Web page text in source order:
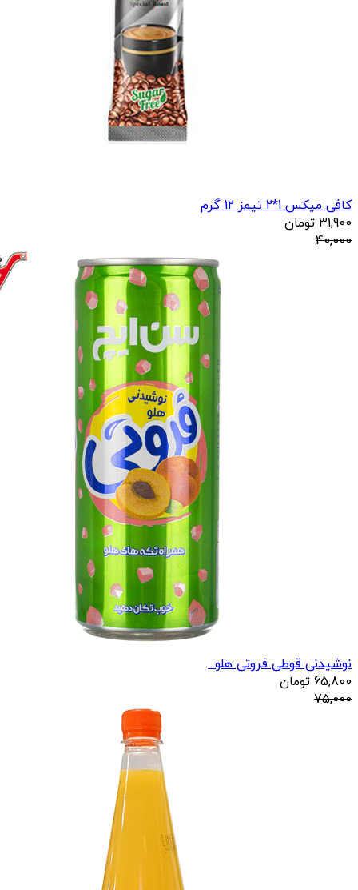
کافی میکس 1*2 تیمز 12 گرم
31,900 تومان
40,000
نوشیدنی قوطی فروتی هلو...
65,800 تومان
75,000